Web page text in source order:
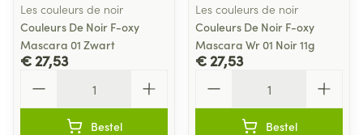
Les couleurs de noir
Couleurs De Noir F-oxy
Mascara 01 Zwart
€ 27,53
Bestel
Les couleurs de noir
Couleurs De Noir F-oxy
Mascara Wr 01 Noir 11g
€ 27,53
Bestel